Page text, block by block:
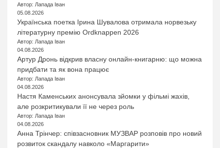
Автор: Лапада Іван
05.08.2026
Українська поетка Ірина Шувалова отримала норвезьку
літературну премію Ordknappen 2026
Автор: Лапада Іван
04.08.2026
Артур Дронь відкрив власну онлайн-книгарню: що можна
придбати та як вона працює
Автор: Лапада Іван
04.08.2026
Настя Каменських анонсувала зйомки у фільмі жахів,
але розкритикували її не через роль
Автор: Лапада Іван
04.08.2026
Анна Трінчер: співзасновник МУЗВАР розповів про новий
розвиток скандалу навколо «Маргарити»